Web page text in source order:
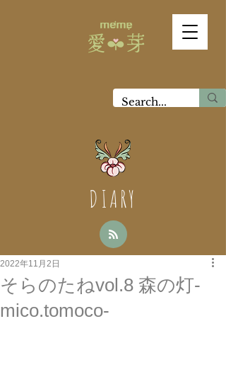
DIARY
そらのたねvol.8 森の灯-
mico.tomoco-
2022年11月2日